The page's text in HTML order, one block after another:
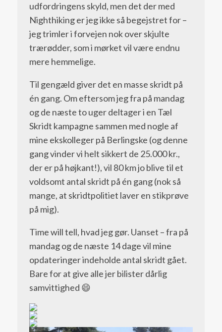
udfordringens skyld, men det der med
Nighthiking er jeg ikke så begejstret for –
jeg trimler i forvejen nok over skjulte
trærødder, som i mørket vil være endnu
mere hemmelige.
Til gengæld giver det en masse skridt på
én gang. Om eftersom jeg fra på mandag
og de næste to uger deltager i en Tæl
Skridt kampagne sammen med nogle af
mine ekskolleger på Berlingske (og denne
gang vinder vi helt sikkert de 25.000 kr.,
der er på højkant!), vil 80 km jo blive til et
voldsomt antal skridt på én gang (nok så
mange, at skridtpolitiet laver en stikprøve
på mig).
Time will tell, hvad jeg gør. Uanset – fra på
mandag og de næste 14 dage vil mine
opdateringer indeholde antal skridt gået.
Bare for at give alle jer bilister dårlig
samvittighed 😄